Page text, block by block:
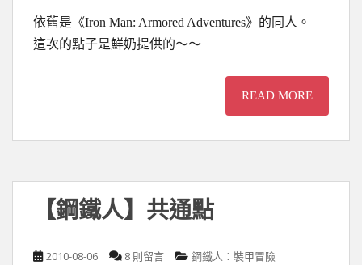
依舊是《Iron Man: Armored Adventures》的同人。
這次的點子是鮮奶提供的～～
READ MORE
【鋼鐵人】共通點
2010-08-06 8 則留言 鋼鐵人：裝甲冒險